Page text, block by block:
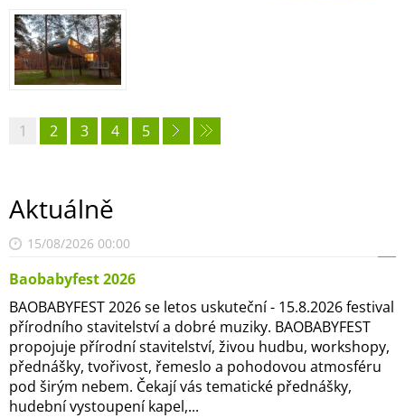
1 2 3 4 5
Aktuálně
15/08/2026 00:00
Baobabyfest 2026
BAOBABYFEST 2026 se letos uskuteční - 15.8.2026 festival
přírodního stavitelství a dobré muziky. BAOBABYFEST
propojuje přírodní stavitelství, živou hudbu, workshopy,
přednášky, tvořivost, řemeslo a pohodovou atmosféru
pod širým nebem. Čekají vás tematické přednášky,
hudební vystoupení kapel,...